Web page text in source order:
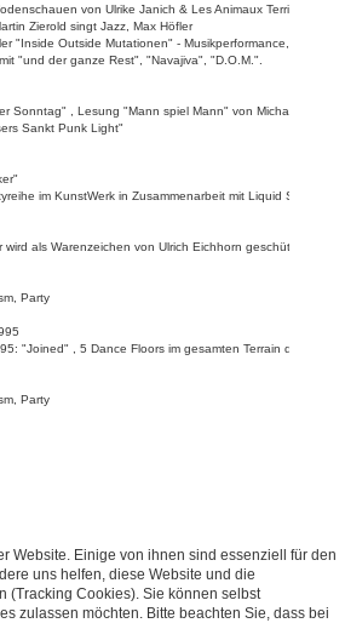
von Ulrike Janich & Les Animaux Terribles,
Zierold singt Jazz, Max Höfler
"Inside Outside Mutationen" - Musikperformance,
"und der ganze Rest", "Navajiva", "D.O.M.".
Sonntag" , Lesung "Mann spiel Mann" von Michael Domas
Sankt Punk Light"
im KunstWerk in Zusammenarbeit mit Liquid Sky
wird als Warenzeichen von Ulrich Eichhorn geschützt
Party
"Joined" , 5 Dance Floors im gesamten Terrain des
Party
Website. Einige von ihnen sind essenziell für den
uns helfen, diese Website und die
(Tracking Cookies). Sie können selbst
zulassen möchten. Bitte beachten Sie, dass bei